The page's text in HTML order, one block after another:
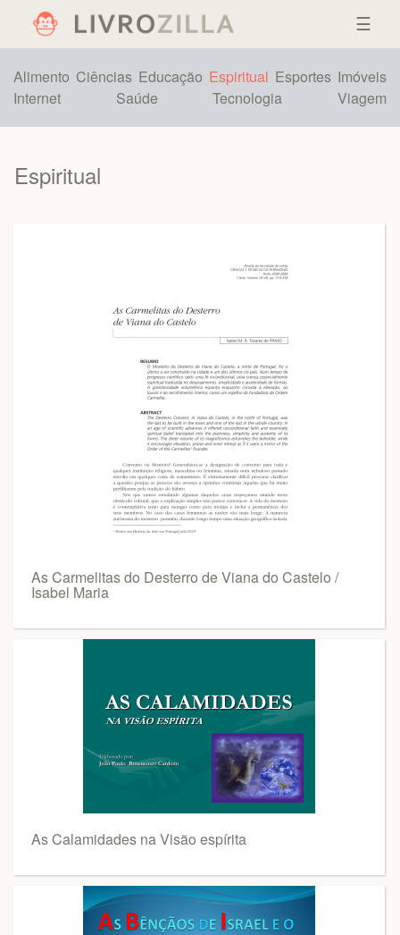
☰
Alimento Ciências Educação Espiritual Esportes Imóveis
Internet
Saúde Tecnologia Viagem
Espiritual
As Carmelitas do Desterro de Viana do Castelo /
Isabel Maria
As Calamidades na Visão espírita